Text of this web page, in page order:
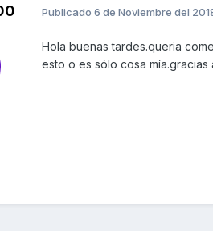
Publicado 6 de Noviembre del
Hola buenas tardes.queria
esto o es sólo cosa mía.gracias